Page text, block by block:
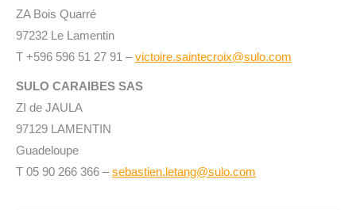
ZA Bois Quarré
97232 Le Lamentin
T +596 596 51 27 91 –victoire.saintecroix@sulo.com
SULO CARAIBES SAS
ZI de JAULA
97129 LAMENTIN
Guadeloupe
T 05 90 266 366 –sebastien.letang@sulo.com